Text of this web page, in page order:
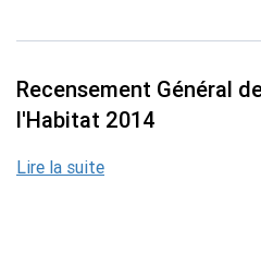
Recensement Général
l'Habitat 2014
Lire la suite